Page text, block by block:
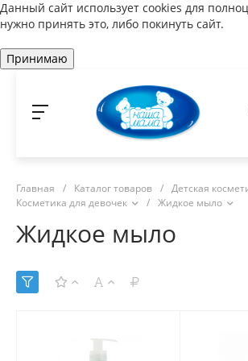
Данный сайт использует cookies для
нужно принять это, либо покинуть сайт.
Принимаю
Главная / Каталог товаров / Детская
Косметика для девочек
/ Жидкое мыло
Жидкое мыло